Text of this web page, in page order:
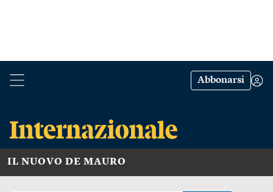
Abbonarsi
IL NUOVO DE MAURO